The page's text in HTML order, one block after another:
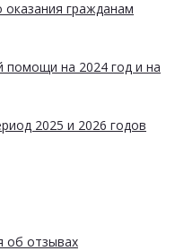
оказания гражданам
помощи на 2024 год и на
2025 и 2026 годов
об отзывах